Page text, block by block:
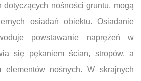
dotyczących nośności gruntu, mogą
osiadań obiektu. Osiadanie
powstawanie naprężeń w
się pękaniem ścian, stropów, a
elementów nośnych. W skrajnych